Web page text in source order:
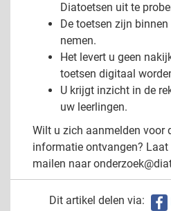
Diatoetsen uit te
De toetsen zijn
nemen.
Het levert u geen
toetsen digitaal
U krijgt inzicht in de
uw leerlingen.
Wilt u zich aanmelden voor
informatie ontvangen?
mailen naar
Dit artikel delen via: